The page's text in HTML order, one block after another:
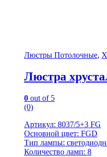
Люстры Потолочные,
Люстра
0 out of 5
(0)
Артикул: 8037/5+3 FG
Основной цвет: FGD
Тип лампы:
Количество ламп: 8